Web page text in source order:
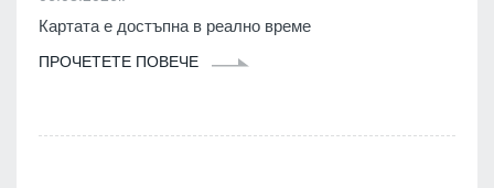
Картата е достъпна в реално време
ПРОЧЕТЕТЕ ПОВЕЧЕ